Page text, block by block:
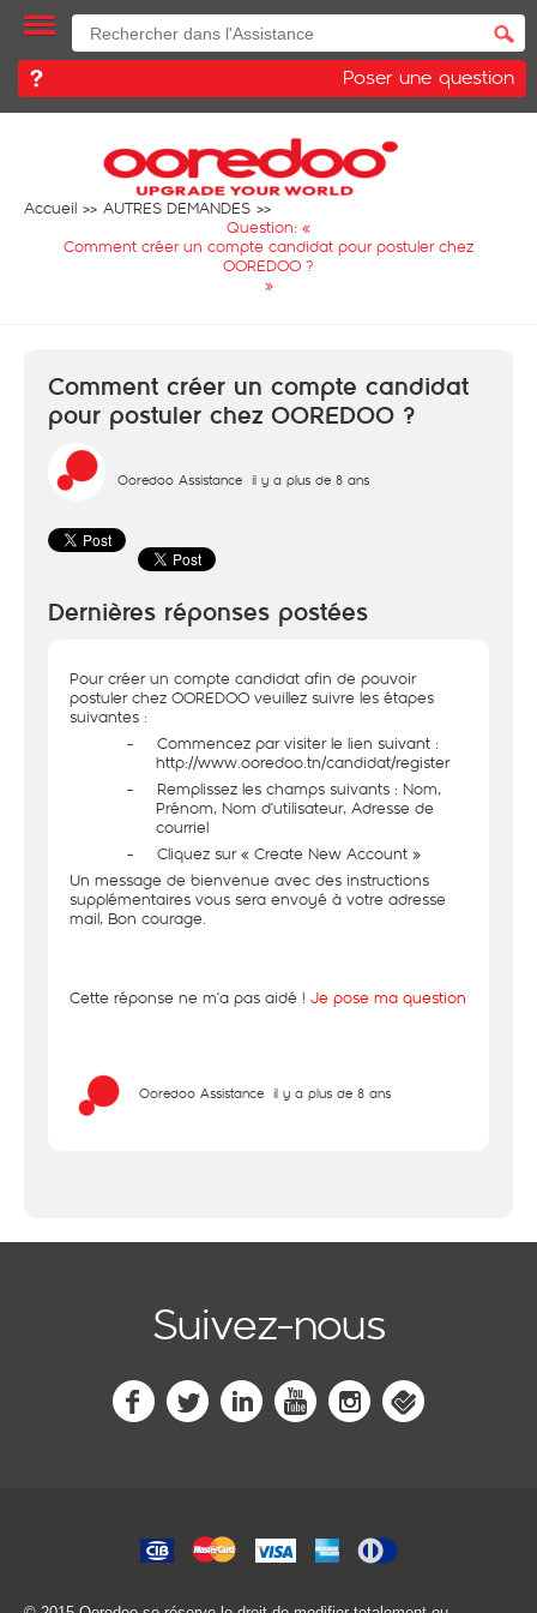
Poser une question
Accueil
AUTRES DEMANDES
Question: «
Comment créer un compte candidat pour postuler chez
OOREDOO ?
»
Comment créer un compte candidat
pour postuler chez OOREDOO ?
Ooredoo Assistance il y a plus de 8 ans
Dernières réponses postées
Pour créer un compte candidat afin de pouvoir
postuler chez OOREDOO veuillez suivre les étapes
suivantes :
-
Commencez par visiter le lien suivant :
http://www.ooredoo.tn/candidat/register
-
Remplissez les champs suivants : Nom,
Prénom, Nom d’utilisateur, Adresse de
courriel
-
Cliquez sur « Create New Account »
Un message de bienvenue avec des instructions
supplémentaires vous sera envoyé à votre adresse
mail, Bon courage.
Cette réponse ne m’a pas aidé ! Je pose ma question
Ooredoo Assistance il y a plus de 8 ans
Suivez-nous